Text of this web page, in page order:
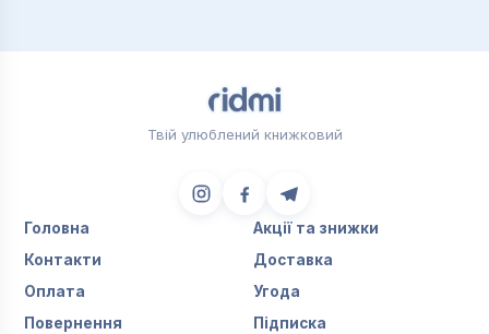
Твій улюблений книжковий
Головна
Акції та знижки
Контакти
Доставка
Оплата
Угода
Повернення
Підписка